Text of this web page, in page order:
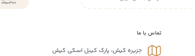
تماس با ما
جزیره کیش، پارک کیبل اسکی کیش